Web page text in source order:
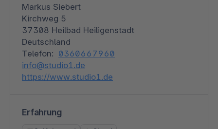
Markus Siebert
Kirchweg 5
37308 Heilbad Heiligenstadt
Deutschland
Telefon: 0360667960
info@studio1.de
https://www.studio1.de
Erfahrung